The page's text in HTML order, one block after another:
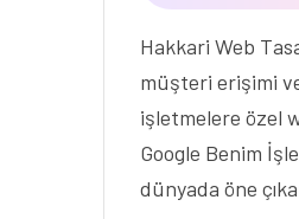
Hakkari Web
müşteri erişimi
işletmelere özel
Google Benim
dünyada öne